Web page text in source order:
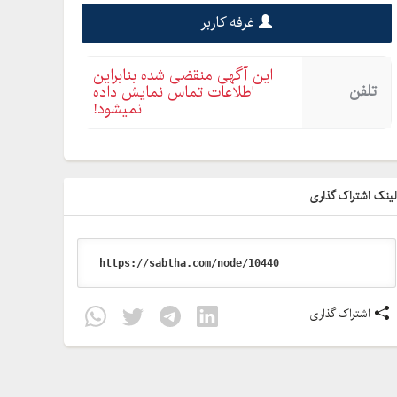
غرفه کاربر
تلفن
این آگهی منقضی شده بنابراین
اطلاعات تماس نمایش داده
نمیشود!
اشتراک گذاری
اشتراک گذاری